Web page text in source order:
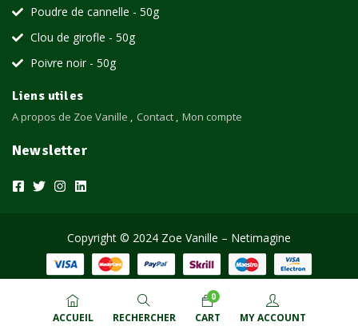
Poudre de cannelle - 50g
Clou de girofle - 50g
Poivre noir - 50g
Liens utiles
A propos de Zoe Vanille Contact Mon compte
Newsletter
Copyright © 2024 Zoe Vanille – Netimagine
ACCUEIL RECHERCHER
0
CART MY ACCOUNT